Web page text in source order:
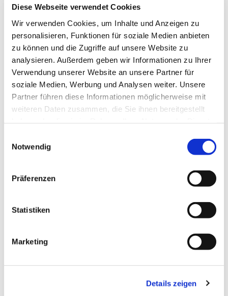
Diese Webseite verwendet Cookies
Wir verwenden Cookies, um Inhalte und Anzeigen zu
personalisieren, Funktionen für soziale Medien anbieten
zu können und die Zugriffe auf unsere Website zu
analysieren. Außerdem geben wir Informationen zu Ihrer
Verwendung unserer Website an unsere Partner für
soziale Medien, Werbung und Analysen weiter. Unsere
Partner führen diese Informationen möglicherweise mit
weiteren Daten zusammen, die Sie ihnen bereitgestellt
Notwendig
Präferenzen
Statistiken
Marketing
Details zeigen